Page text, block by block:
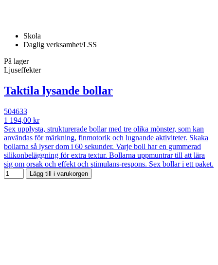
Skola
Daglig verksamhet/LSS
På lager
Ljuseffekter
Taktila lysande bollar
504633
1 194,00 kr
Sex upplysta, strukturerade bollar med tre olika mönster, som kan
användas för märkning, finmotorik och lugnande aktiviteter. Skaka
bollarna så lyser dom i 60 sekunder. Varje boll har en gummerad
silikonbeläggning för extra textur. Bollarna uppmuntrar till att lära
sig om orsak och effekt och stimulans-respons. Sex bollar i ett paket.
Lägg till i varukorgen